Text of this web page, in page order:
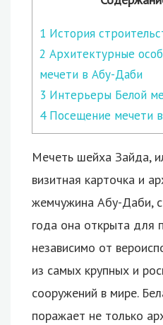
1 История
2 Архитектурные
мечети в Абу-Даби
3 Интерьеры Белой
4Посещение мечети
Мечеть шейха Зайда,
визитная карточка и
жемчужина Абу-Даби,
года она открыта для
независимо от
из самых крупных и
сооружений в мире.
поражает не только